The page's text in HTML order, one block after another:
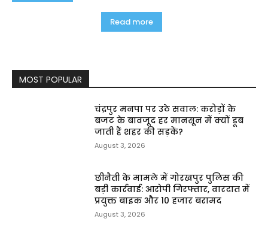
Read more
MOST POPULAR
चंद्रपुर मनपा पर उठे सवाल: करोड़ों के
बजट के बावजूद हर मानसून में क्यों डूब
जाती हैं शहर की सड़कें?
August 3, 2026
छीनैती के मामले में गोरखपुर पुलिस की
बड़ी कार्रवाई: आरोपी गिरफ्तार, वारदात में
प्रयुक्त बाइक और ₹10 हजार बरामद
August 3, 2026